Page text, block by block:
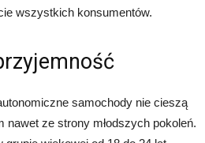
wszystkich konsumentów.
samochody nie cieszą
ze strony młodszych pokoleń.